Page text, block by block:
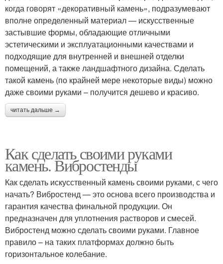
когда говорят «декоративный камень», подразумевают
вполне определенный материал — искусственные
застывшие формы, обладающие отличными
эстетическими и эксплуатационными качествами и
подходящие для внутренней и внешней отделки
помещений, а также ландшафтного дизайна. Сделать
такой камень (по крайней мере некоторые виды) можно
даже своими руками – получится дешево и красиво.
читать дальше →
Как сделать своими руками
камень. Вибростенды
Как сделать искусственный камень своими руками, с чего
начать? Вибростенд — это основа всего производства и
гарантия качества финальной продукции. Он
предназначен для уплотнения растворов и смесей.
Вибростенд можно сделать своими руками. Главное
правило – на таких платформах должно быть
горизонтальное колебание.